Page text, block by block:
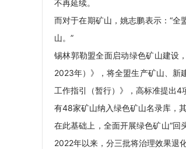
不再延续。
而对于在期矿山，姚志鹏表示：“
山。”
锡林郭勒盟全面启动绿色矿山建
2023年）》，将全盟生产矿山、新
工作指引（暂行）》，高标准提出
有48家矿山纳入绿色矿山名录库，
在此基础上，全面开展绿色矿山“回
2022年以来，分三批将治理效果退